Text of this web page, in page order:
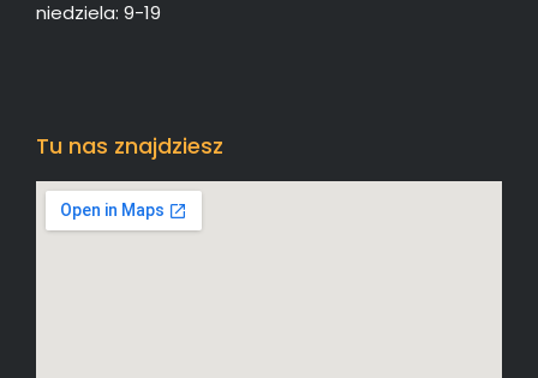
niedziela: 9-19
Tu nas znajdziesz